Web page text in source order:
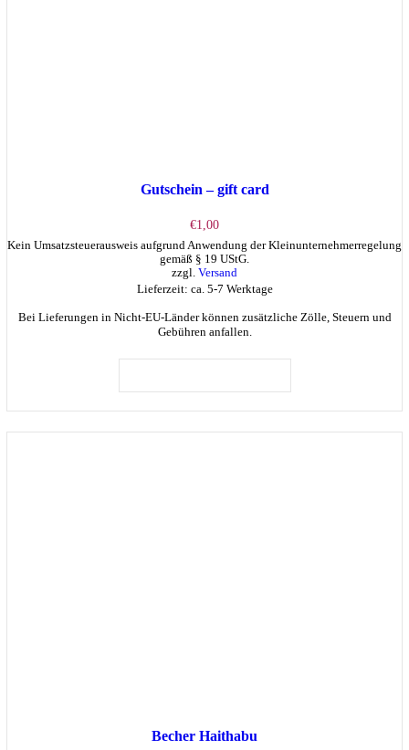
Gutschein – gift card
€1,00
Kein Umsatzsteuerausweis aufgrund Anwendung der Kleinunternehmerregelung
gemäß § 19 UStG.
zzgl. Versand
Lieferzeit: ca. 5-7 Werktage
Bei Lieferungen in Nicht-EU-Länder können zusätzliche Zölle, Steuern und
Gebühren anfallen.
Becher Haithabu